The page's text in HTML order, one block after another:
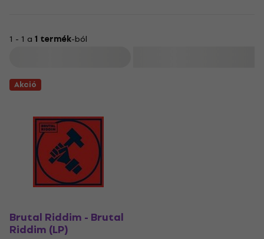
1 - 1 a 1 termék-ból
Akció
Brutal Riddim - Brutal
Riddim (LP)